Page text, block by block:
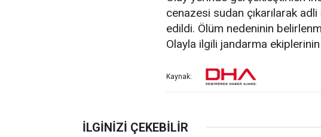
cenazesi sudan çıkarılarak
edildi. Ölüm nedeninin
Olayla ilgili jandarma
Kaynak: